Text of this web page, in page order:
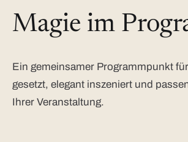
Magie im
Ein gemeinsamer Programmpunkt
gesetzt, elegant inszeniert und
Ihrer Veranstaltung.